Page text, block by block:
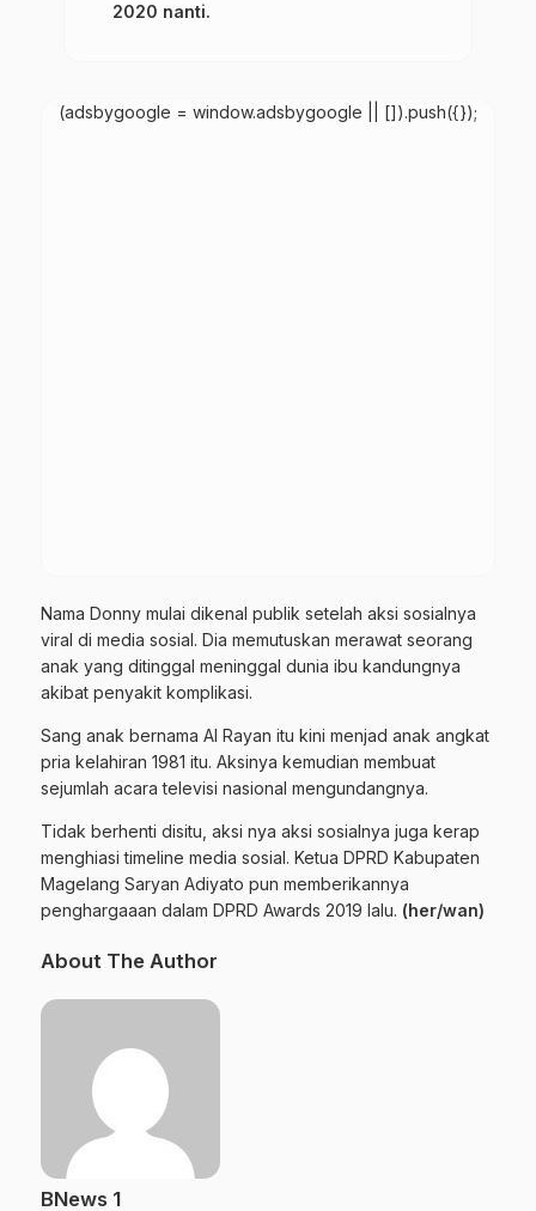
2020 nanti.
(adsbygoogle = window.adsbygoogle || []).push({});
Nama Donny mulai dikenal publik setelah aksi sosialnya
viral di media sosial. Dia memutuskan merawat seorang
anak yang ditinggal meninggal dunia ibu kandungnya
akibat penyakit komplikasi.
Sang anak bernama Al Rayan itu kini menjad anak angkat
pria kelahiran 1981 itu. Aksinya kemudian membuat
sejumlah acara televisi nasional mengundangnya.
Tidak berhenti disitu, aksi nya aksi sosialnya juga kerap
menghiasi timeline media sosial. Ketua DPRD Kabupaten
Magelang Saryan Adiyato pun memberikannya
penghargaaan dalam DPRD Awards 2019 lalu. (her/wan)
About The Author
BNews 1